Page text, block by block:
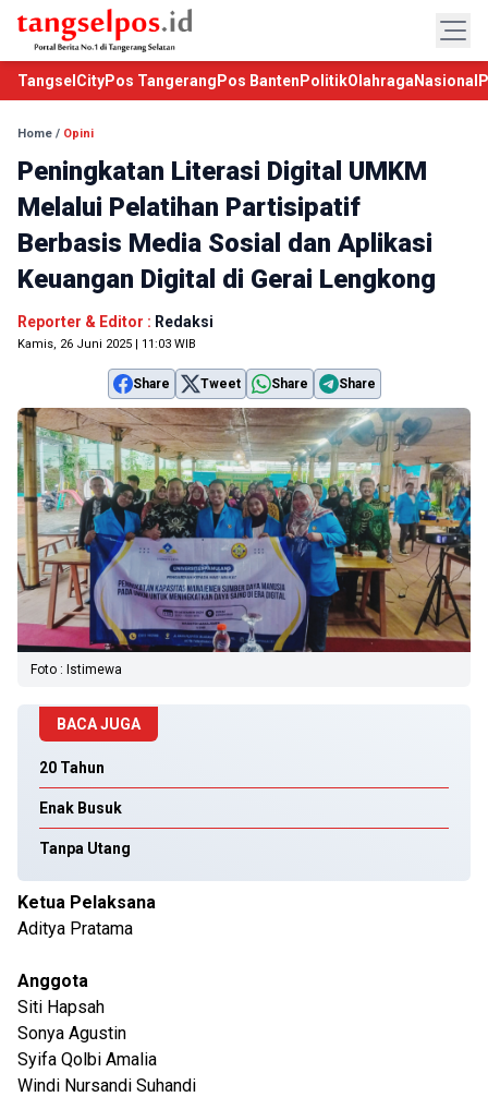
TangselCityPos Tangerang Pos Banten PolitikOlahraga Nasional
Home / Opini
Peningkatan Literasi Digital UMKM
Melalui Pelatihan Partisipatif
Berbasis Media Sosial dan Aplikasi
Keuangan Digital di Gerai Lengkong
Reporter & Editor : Redaksi
Kamis, 26 Juni 2025 | 11:03 WIB
Share Tweet Share Share
Foto : Istimewa
BACA JUGA
20 Tahun
Enak Busuk
Tanpa Utang
Ketua Pelaksana
Aditya Pratama
Anggota
Siti Hapsah
Sonya Agustin
Syifa Qolbi Amalia
Windi Nursandi Suhandi